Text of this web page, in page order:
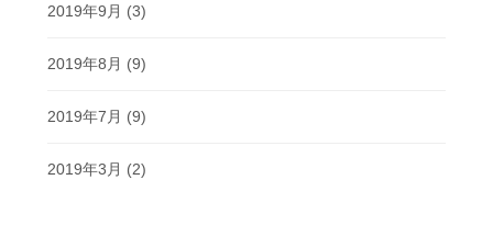
2019年9月 (3)
2019年8月 (9)
2019年7月 (9)
2019年3月 (2)